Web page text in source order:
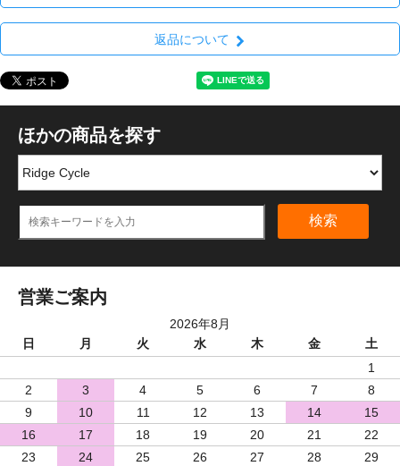
返品について
ほかの商品を探す
検索
営業ご案内
2026年8月
日
月 火 水 木 金
土
1
2
3 4 5 6 7
8
9
10 11 12 13 14
15
16
17 18 19 20 21
22
23
24 25 26 27 28
29